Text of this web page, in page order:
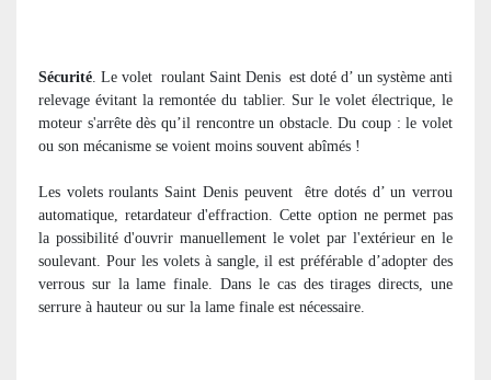
Sécurité . Le volet roulant Saint Denis est doté d’ un système anti
relevage évitant la remontée du tablier. Sur le volet électrique, le
moteur s'arrête dès qu’il rencontre un obstacle. Du coup : le volet
ou son mécanisme se voient moins souvent abîmés !
Les volets roulants Saint Denis peuvent
être dotés d’ un verrou
automatique, retardateur d'effraction. Cette option ne permet pas
la possibilité d'ouvrir manuellement le volet par l'extérieur en le
soulevant. Pour les volets à sangle, il est préférable d’adopter des
verrous sur la lame finale. Dans le cas des tirages directs, une
serrure à hauteur ou sur la lame finale est nécessaire.